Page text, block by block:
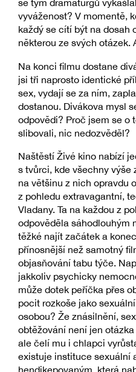
se tým dramaturgů
vyváženost? V momentě,
každý se cítí být na dosah
některou ze svých otázek.
Na konci filmu dostane
jsi tři naprosto identické
sex, vydají se za ním,
dostanou. Divákova mysl
odpovědi? Proč jsem se o
slibovali, nic nedozvěděl?
Naštěstí Živé kino nabízí
s tvůrci, kde všechny výše
na většinu z nich opravdu
z pohledu extravagantní,
Vladany. Ta na každou z
odpověděla sáhodlouhým
těžké najít začátek a
přínosnější než samotný
objasňování tabu týče.
jakkoliv psychicky
může dotek peříčka přes
pocit rozkoše jako
osobou? Že znásilnění,
obtěžování není jen
ale čelí mu i chlapci
existuje instituce sexuální
hendikepovaným, která